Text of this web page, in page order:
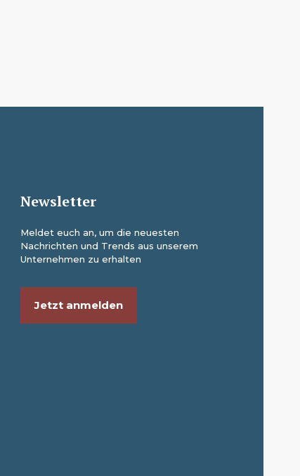
Newsletter
Meldet euch an, um die neuesten
Nachrichten und Trends aus unserem
Unternehmen zu erhalten
Jetzt anmelden